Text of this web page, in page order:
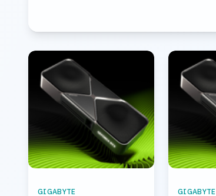
GIGABYTE
GIGABYTE